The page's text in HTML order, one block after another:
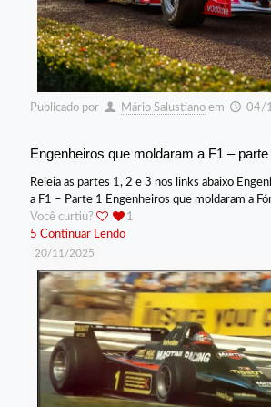
Publicado por Mário Salustiano em
04/
Engenheiros que moldaram a F1 – parte
Releia as partes 1, 2 e 3 nos links abaixo
a F1 – Parte 1 Engenheiros que moldaram a
Você curtiu?
1
5 Continuar Lendo
20/11/2025